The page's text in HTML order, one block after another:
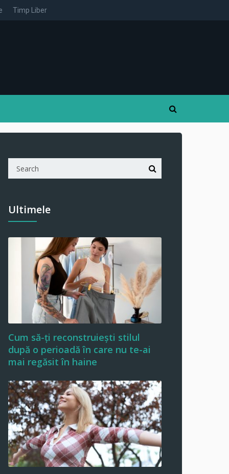
Timp Liber
Ultimele
Cum să-ți reconstruiești stilul
după o perioadă în care nu te-ai
mai regăsit în haine